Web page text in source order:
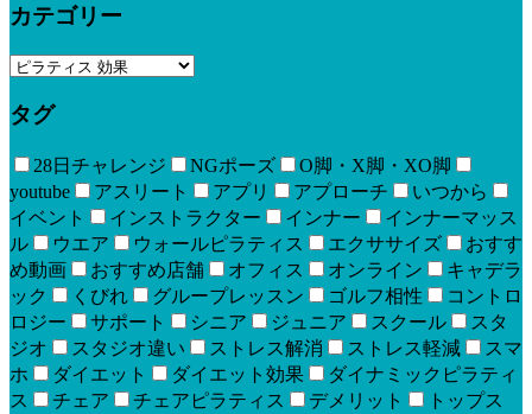
カテゴリー
タグ
28日チャレンジ NGポーズ
O脚・X脚・XO脚
youtube
アスリート アプリ アプローチ
いつから
イベント
インストラクター インナー
インナーマッス
ル
ウエア ウォールピラティス エクササイズ
おすす
め動画
おすすめ店舗 オフィス オンライン
キャデラ
ック
くびれ グループレッスン ゴルフ相性
コントロ
ロジー
サポート シニア ジュニア スクール
スタ
ジオ
スタジオ違い ストレス解消 ストレス軽減
スマ
ホ
ダイエット ダイエット効果
ダイナミックピラティ
ス
チェア チェアピラティス デメリット
トップス